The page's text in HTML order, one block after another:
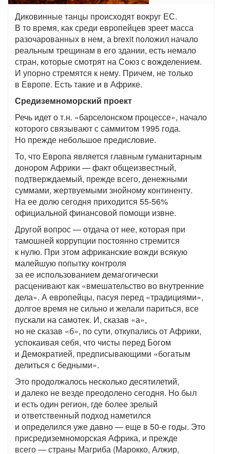
Диковинные танцы происходят вокруг ЕС.
В то время, как среди европейцев зреет масса
разочарованных в нем, а brexit положил начало
реальным трещинам в его здании, есть немало
стран, которые смотрят на Союз с вожделением.
И упорно стремятся к нему. Причем, не только
в Европе. Есть такие и в Африке.
Средиземноморский проект
Речь идет о т.н. «барселонском процессе», начало
которого связывают с саммитом 1995 года.
Но прежде небольшое предисловие.
То, что Европа является главным гуманитарным
донором Африки — факт общеизвестный,
подтверждаемый, прежде всего, денежными
суммами, жертвуемыми знойному континенту.
На ее долю сегодня приходится 55-56%
официальной финансовой помощи извне.
Другой вопрос — отдача от нее, которая при
тамошней коррупции постоянно стремится
к нулю. При этом африканские вожди всякую
малейшую попытку контроля
за ее использованием демагогически
расценивают как «вмешательство во внутренние
дела». А европейцы, пасуя перед «традициями»,
долгое время не сильно и желали париться, все
пускали на самотек. И, сказав «а»,
но не сказав «б», по сути, откупались от Африки,
успокаивая себя, что чисты перед Богом
и Демократией, предписывающими «богатым
делиться с бедными».
Это продолжалось несколько десятилетий,
и далеко не везде преодолено сегодня. Но был
и есть один регион, где более зрелый
и ответственный подход наметился
и определился уже давно — еще в 50-е годы. Это
присредиземноморская Африка, и прежде
всего — страны Магриба (Марокко, Алжир,